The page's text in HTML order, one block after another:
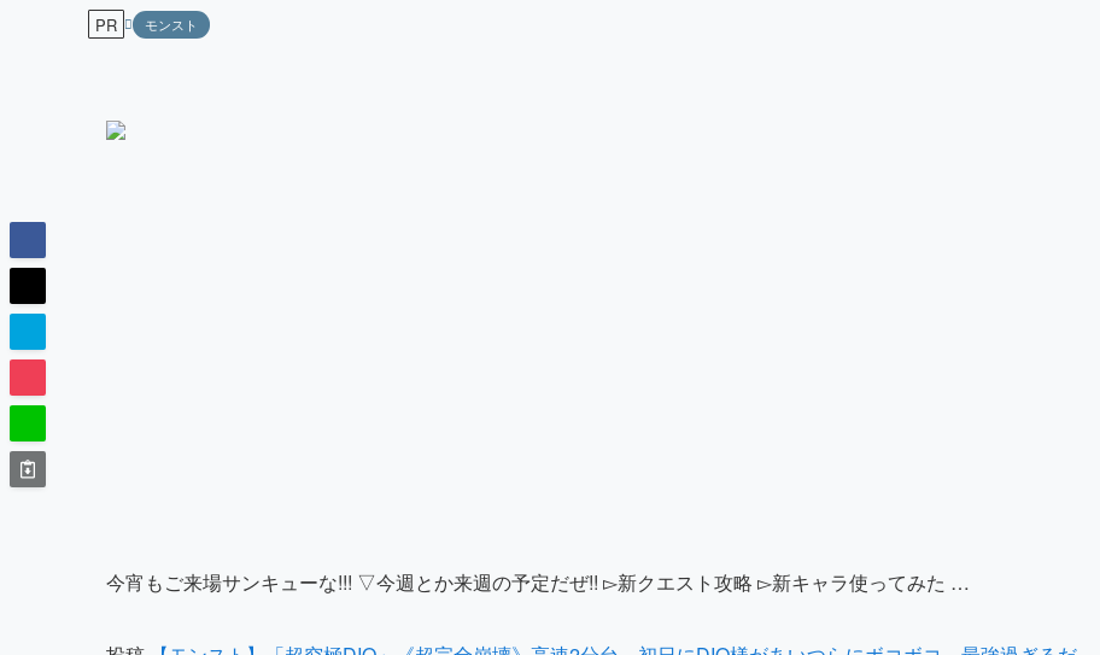
PR モンスト
今宵もご来場サンキューな!!! ▽今週とか来週の予定だぜ!! ▻新クエスト攻略 ▻新キャラ使ってみた …